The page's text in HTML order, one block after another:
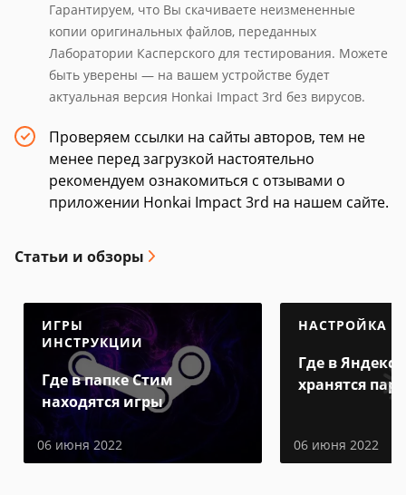
Гарантируем, что Вы скачиваете неизмененные
копии оригинальных файлов, переданных
Лаборатории Касперского для тестирования. Можете
быть уверены — на вашем устройстве будет
актуальная версия Honkai Impact 3rd без вирусов.
Проверяем ссылки на сайты авторов, тем не
менее перед загрузкой настоятельно
рекомендуем ознакомиться с отзывами о
приложении Honkai Impact 3rd на нашем сайте.
Статьи и обзоры
ИГРЫ
ИНСТРУКЦИИ
Где в папке Стим
находятся игры
06 июня 2022
НАСТРОЙКА
Где в Яндекс
хранятся
06 июня 2022